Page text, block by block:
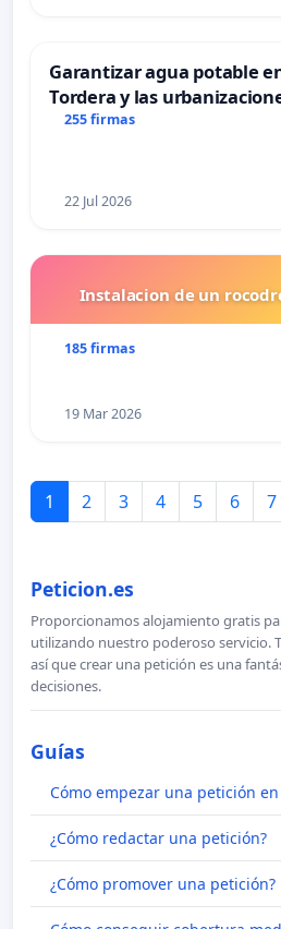
Garantizar agua potable
Tordera y las
255 firmas
22 Jul 2026
Instalacion de un
185 firmas
19 Mar 2026
1 2 3 4 5 6 7
Peticion.es
Proporcionamos alojamiento gratis
utilizando nuestro poderoso servicio.
así que crear una petición es una
decisiones.
Guías
Cómo empezar una petición
¿Cómo redactar una petición?
¿Cómo promover una petición?